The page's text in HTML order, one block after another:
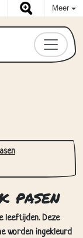
Meer
leeftijden. Deze
worden ingekleurd